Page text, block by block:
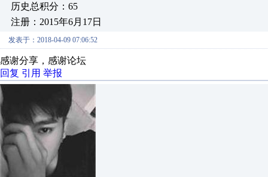
历史总积分：65
注册：2015年6月17日
发表于：2018-04-09 07:06:52
感谢分享，感谢论坛
回复 引用 举报